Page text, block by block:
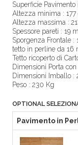
Superficie
Altezza minima : 177
Altezza massima :
Spessore pareti : 19
Sporgenza Frontale :
tetto in perline da 16
Tetto ricoperto di
Dimensioni Porta
Dimensioni Imballo :
Peso : 230 Kg
OPTIONAL
Pavimento in